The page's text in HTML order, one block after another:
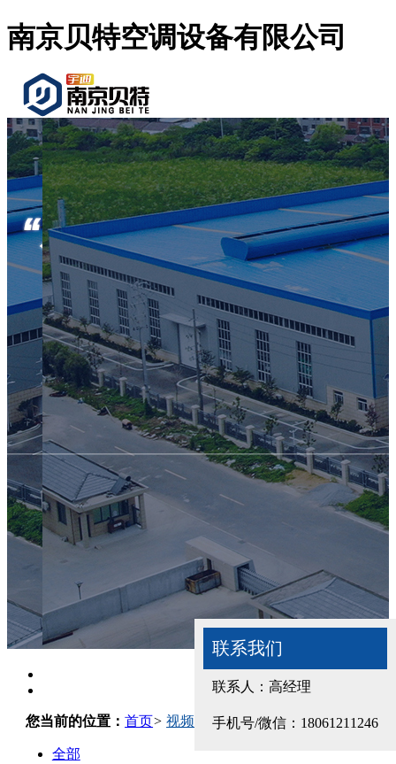
南京贝特空调设备有限公司
首页
产品展示
公司介绍
留言反馈
联系我们
视频
产品展示
公司介绍
留言反馈
联系我们
视频
您当前的位置：首页> 视频
全部
联系我们
联系人：高经理
手机号/微信：18112981903
联系我们
联系人：高经理
手机号/微信：18061211246